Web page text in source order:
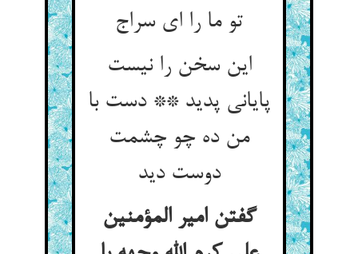
این سخن را نیست
پایانی پدید ** دست با
من ده چو چشمت
دوست دید
گفتن امیر المؤمنین